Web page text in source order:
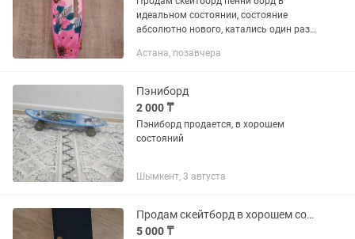
идеальном состоянии, состояние
абсолютно нового, катались один раз.
Астана, позавчера
Пэниборд
2 000 ₸
Пэниборд продается, в хорошем
состояний
Шымкент, 3 августа
Продам скейтборд в хорошем состоянии
5 000 ₸